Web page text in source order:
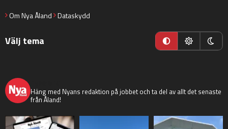
Om Nya Åland Dataskydd
Välj tema
Häng med Nyans redaktion på jobbet och ta del av allt det senaste
från Åland!